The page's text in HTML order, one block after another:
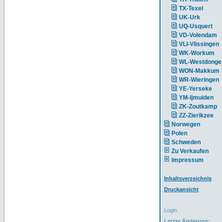
TX-Texel
UK-Urk
UQ-Usquert
VD-Volendam
VLI-Vlissingen
WK-Workum
WL-
WON-Makkum
WR-Wieringen
YE-Yerseke
YM-Ijmuiden
ZK-Zoutkamp
ZZ-Zierikzee
Norwegen
Polen
Schweden
Zu Verkaufen
Impressum
Inhaltsverzeichnis
Druckansicht
Login